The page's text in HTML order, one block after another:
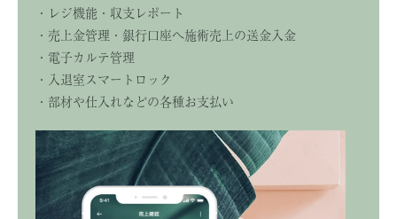
・レジ機能・収支レポート
・売上金管理・銀行口座へ施術売上の送金入金
・電子カルテ管理
・入退室スマートロック
・部材や仕入れなどの各種お支払い